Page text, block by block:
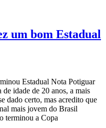
um bom Estadual
Estadual Nota Potiguar
idade de 20 anos, a mais
dado certo, mas acredito que
mais jovem do Brasil
terminou a Copa